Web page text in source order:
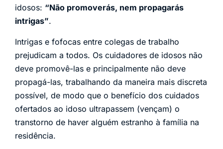
idosos: “Não promoverás, nem propagarás
intrigas”.
Intrigas e fofocas entre colegas de trabalho
prejudicam a todos. Os cuidadores de idosos não
deve promovê-las e principalmente não deve
propagá-las, trabalhando da maneira mais discreta
possível, de modo que o benefício dos cuidados
ofertados ao idoso ultrapassem (vençam) o
transtorno de haver alguém estranho à família na
residência.